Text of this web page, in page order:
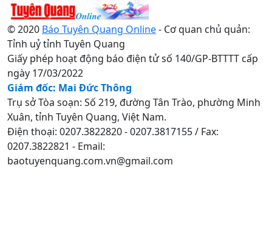
© 2020 Báo Tuyên Quang Online- Cơ quan chủ quản:
Tỉnh uỷ tỉnh Tuyên Quang
Giấy phép hoạt động báo điện tử số 140/GP-BTTTT cấp
ngày 17/03/2022
Giám đốc: Mai Đức Thông
Trụ sở Tòa soạn: Số 219, đường Tân Trào, phường Minh
Xuân, tỉnh Tuyên Quang, Việt Nam.
Điện thoại: 0207.3822820 - 0207.3817155 / Fax:
0207.3822821 - Email:
baotuyenquang.com.vn@gmail.com